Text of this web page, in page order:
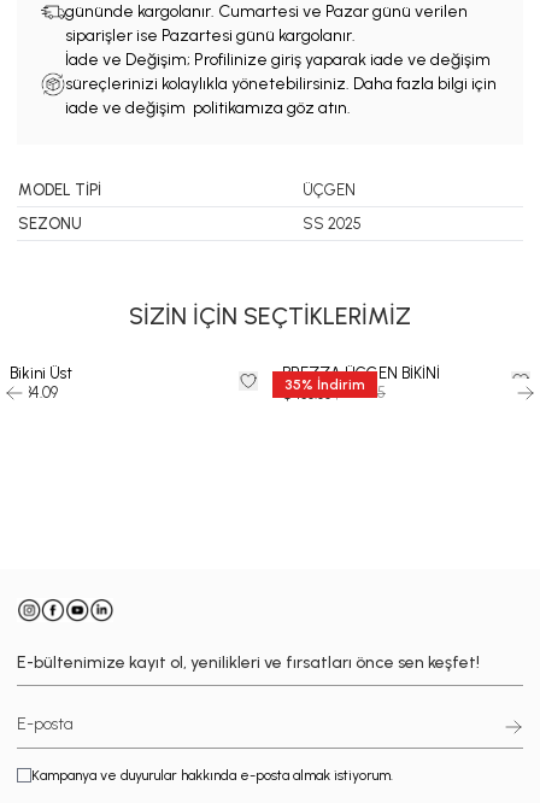
gününde kargolanır. Cumartesi ve Pazar günü verilen
siparişler ise Pazartesi günü kargolanır.
İade ve Değişim; Profilinize giriş yaparak iade ve değişim
süreçlerinizi kolaylıkla yönetebilirsiniz. Daha fazla bilgi için
iade ve değişim politikamıza göz atın.
MODEL TİPİ
ÜÇGEN
SEZONU
SS 2025
SİZİN İÇİN SEÇTİKLERİMİZ
Bikini Üst
$ 84.09
35% İndirim
BREZZA ÜÇGEN BİKİNİ
$ 136.66$ 210.25
E-bültenimize kayıt ol, yenilikleri ve fırsatları önce sen keşfet!
Kampanya ve duyurular hakkında e-posta almak istiyorum.